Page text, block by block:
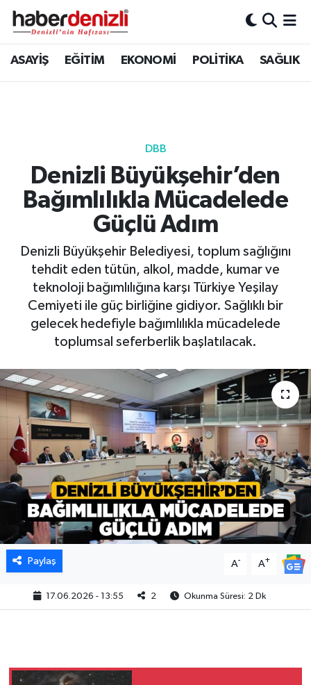
ASAYİŞ EĞİTİM EKONOMİ POLİTİKA SAĞLIK
DBB
Denizli Büyükşehir’den
Bağımlılıkla Mücadelede
Güçlü Adım
Denizli Büyükşehir Belediyesi, toplum sağlığını
tehdit eden tütün, alkol, madde, kumar ve
teknoloji bağımlılığına karşı Türkiye Yeşilay
Cemiyeti ile güç birliğine gidiyor. Sağlıklı bir
gelecek hedefiyle bağımlılıkla mücadelede
toplumsal seferberlik başlatılacak.
Paylaş A- A+
17.06.2026 - 13:55 2 Okunma Süresi: 2 Dk
Denizli Nöbetçi Eczaneler
Tüm Manşetler
Son Dakika Haberleri
Haber Arşivi